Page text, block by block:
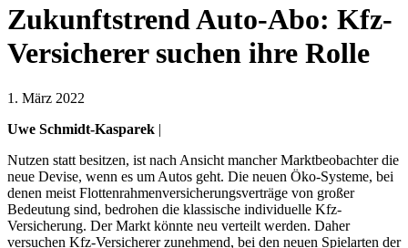
Zukunftstrend Auto-Abo: Kfz-
Versicherer suchen ihre Rolle
1. März 2022
Uwe Schmidt-Kasparek |
Nutzen statt besitzen, ist nach Ansicht mancher Marktbeobachter die
neue Devise, wenn es um Autos geht. Die neuen Öko-Systeme, bei
denen meist Flottenrahmenversicherungsverträge von großer
Bedeutung sind, bedrohen die klassische individuelle Kfz-
Versicherung. Der Markt könnte neu verteilt werden. Daher
versuchen Kfz-Versicherer zunehmend, bei den neuen Spielarten der